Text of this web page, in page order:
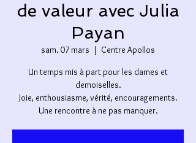
de valeur avec Julia
Payan
sam. 07 mars
  |
Centre Apollos
Un temps mis à part pour les dames et
demoiselles.
Joie, enthousiasme, vérité, encouragements.
Une rencontre à ne pas manquer.